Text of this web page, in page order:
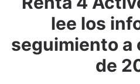
lee los
seguimiento a
de